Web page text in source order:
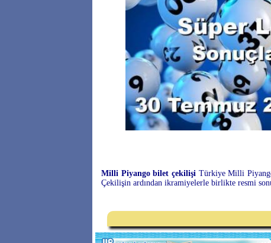
Milli Piyango bilet çekilişi Türkiye Milli
Çekilişin ardından ikramiyelerle birlikte resmi